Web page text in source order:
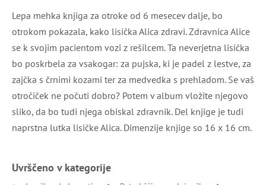
Lepa mehka knjiga za otroke od 6 mesecev dalje, bo
otrokom pokazala, kako lisička Alica zdravi. Zdravnica Alice
se k svojim pacientom vozi z rešilcem. Ta neverjetna lisička
bo poskrbela za vsakogar: za pujska, ki je padel z lestve, za
zajčka s črnimi kozami ter za medvedka s prehladom. Se vaš
otročiček ne počuti dobro? Potem v album vložite njegovo
sliko, da bo tudi njega obiskal zdravnik. Del knjige je tudi
naprstna lutka lisičke Alica. Dimenzije knjige so 16 x 16 cm.
Uvrščeno v kategorije